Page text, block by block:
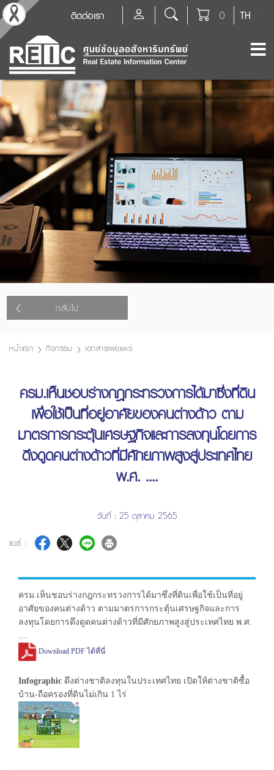
TH
0
ติดต่อเรา
กลับไป
หน้าแรก กิจกรรม เอกสารเผยแพร่
ครม.เห็นชอบร่างกฎกระทรวงการได้มาซึ่งที่ดิน
เพื่อใช้เป็นที่อยู่อาศัยของคนต่างด้าว ตาม
มาตรการกระตุ้นเศรษฐกิจและการลงทุนโดยการ
ดึงดูดคนต่างด้าวที่มีศักยภาพสูงสู่ประเทศไทย
พ.ศ. ....
วันที่ : 25 ตุลาคม 2565
แชร์ :
ครม.เห็นชอบร่างกฎกระทรวงการได้มาซึ่งที่ดินเพื่อใช้เป็นที่อยู่
อาศัยของคนต่างด้าว ตามมาตรการกระตุ้นเศรษฐกิจและการ
ลงทุนโดยการดึงดูดคนต่างด้าวที่มีศักยภาพสูงสู่ประเทศไทย พ.ศ.
....
Download PDF ได้ที่นี่
Infographic ดึงต่างชาติลงทุนในประเทศไทย เปิดให้ต่างชาติซื้อ
บ้าน-ถือครองที่ดินไม่เกิน 1 ไร่